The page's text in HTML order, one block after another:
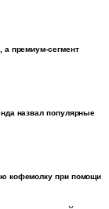
а премиум-сегмент
назвал популярные
кофемолку при помощи